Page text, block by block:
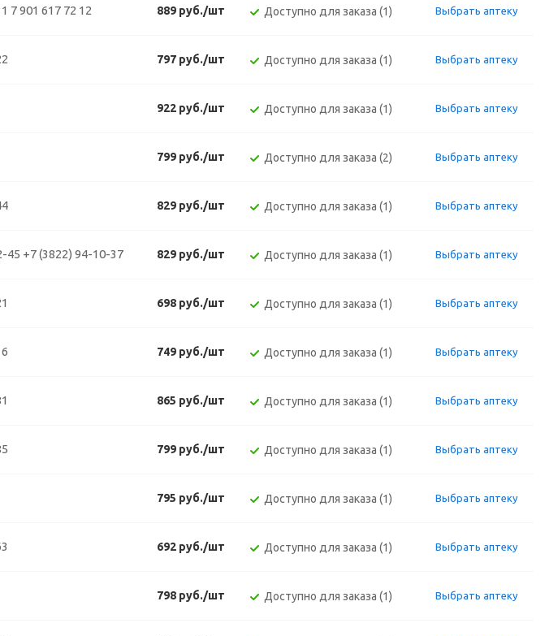
7 901 617 72 12 889 руб./шт Доступно для заказа (1) Выбрать аптеку
797 руб./шт Доступно для заказа (1) Выбрать аптеку
922 руб./шт Доступно для заказа (1) Выбрать аптеку
799 руб./шт Доступно для заказа (2) Выбрать аптеку
829 руб./шт Доступно для заказа (1) Выбрать аптеку
45 +7 (3822) 94-10-37 829 руб./шт Доступно для заказа (1) Выбрать аптеку
698 руб./шт Доступно для заказа (1) Выбрать аптеку
749 руб./шт Доступно для заказа (1) Выбрать аптеку
865 руб./шт Доступно для заказа (1) Выбрать аптеку
799 руб./шт Доступно для заказа (1) Выбрать аптеку
795 руб./шт Доступно для заказа (1) Выбрать аптеку
692 руб./шт Доступно для заказа (1) Выбрать аптеку
798 руб./шт Доступно для заказа (1) Выбрать аптеку